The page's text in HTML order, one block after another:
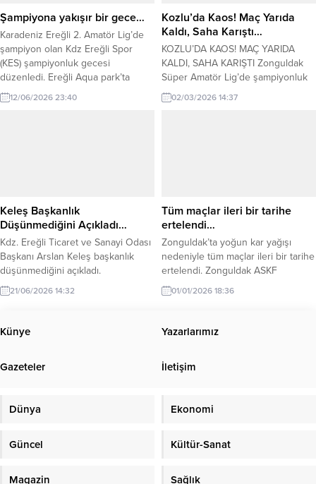
Şampiyona yakışır bir gece…
Karadeniz Ereğli 2. Amatör Lig’de
şampiyon olan Kdz Ereğli Spor
(KES) şampiyonluk gecesi
düzenledi. Ereğli Aqua park’ta
düzenlenen gecede yönetimi
futbolcular gönüllerince eğlendi.
2027 futbol sezonunda Antrenör...
12/06/2026 23:40
Kozlu’da Kaos! Maç Yarıda
Kaldı, Saha Karıştı…
KOZLU’DA KAOS! MAÇ YARIDA
KALDI, SAHA KARIŞTI Zonguldak
Süper Amatör Lig’de şampiyonluk
mücadelesi veren lider Kozlu
Belediyespor ile Sefercikspor
oynanan müsabaka, futbolun...
02/03/2026 14:37
Keleş Başkanlık
Düşünmediğini Açıkladı…
Kdz. Ereğli Ticaret ve Sanayi Odası
Başkanı Arslan Keleş başkanlık
düşünmediğini açıkladı.
21/06/2026 14:32
Tüm maçlar ileri bir tarihe
ertelendi…
Zonguldak’ta yoğun kar yağışı
nedeniyle tüm maçlar ileri bir tarihe
ertelendi. Zonguldak ASKF
yönetimi, Zonguldak’ta yoğun kar
yağışı ve sahaların karla kaplı
tarihlerinde oynanacak olan tüm
açıklama şu şekilde: ” İlimiz ve
01/01/2026 18:36
Künye Yazarlarımız
Gazeteler İletişim
Dünya Ekonomi
Güncel Kültür-Sanat
Magazin Sağlık